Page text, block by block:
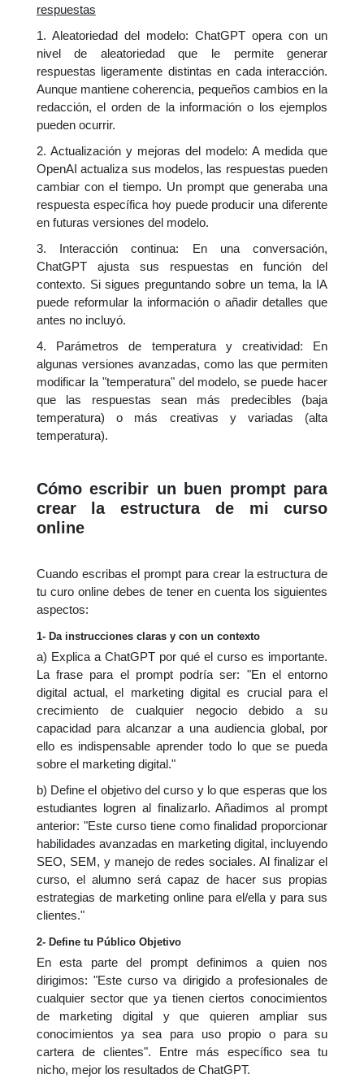
respuestas
1. Aleatoriedad del modelo: ChatGPT opera con un
nivel de aleatoriedad que le permite generar
respuestas ligeramente distintas en cada interacción.
Aunque mantiene coherencia, pequeños cambios en la
redacción, el orden de la información o los ejemplos
pueden ocurrir.
2. Actualización y mejoras del modelo: A medida que
OpenAI actualiza sus modelos, las respuestas pueden
cambiar con el tiempo. Un prompt que generaba una
respuesta específica hoy puede producir una diferente
en futuras versiones del modelo.
3. Interacción continua: En una conversación,
ChatGPT ajusta sus respuestas en función del
contexto. Si sigues preguntando sobre un tema, la IA
puede reformular la información o añadir detalles que
antes no incluyó.
4. Parámetros de temperatura y creatividad: En
algunas versiones avanzadas, como las que permiten
modificar la "temperatura" del modelo, se puede hacer
que las respuestas sean más predecibles (baja
temperatura) o más creativas y variadas (alta
temperatura).
Cómo escribir un buen prompt para
crear la estructura de mi curso
online
Cuando escribas el prompt para crear la estructura de
tu curo online debes de tener en cuenta los siguientes
aspectos:
1- Da instrucciones claras y con un contexto
a) Explica a ChatGPT por qué el curso es importante.
La frase para el prompt podría ser: "En el entorno
digital actual, el marketing digital es crucial para el
crecimiento de cualquier negocio debido a su
capacidad para alcanzar a una audiencia global, por
ello es indispensable aprender todo lo que se pueda
sobre el marketing digital."
b) Define el objetivo del curso y lo que esperas que los
estudiantes logren al finalizarlo. Añadimos al prompt
anterior: "Este curso tiene como finalidad proporcionar
habilidades avanzadas en marketing digital, incluyendo
SEO, SEM, y manejo de redes sociales. Al finalizar el
curso, el alumno será capaz de hacer sus propias
estrategias de marketing online para el/ella y para sus
clientes."
2- Define tu Público Objetivo
En esta parte del prompt definimos a quien nos
dirigimos: "Este curso va dirigido a profesionales de
cualquier sector que ya tienen ciertos conocimientos
de marketing digital y que quieren ampliar sus
conocimientos ya sea para uso propio o para su
cartera de clientes". Entre más específico sea tu
nicho, mejor los resultados de ChatGPT.